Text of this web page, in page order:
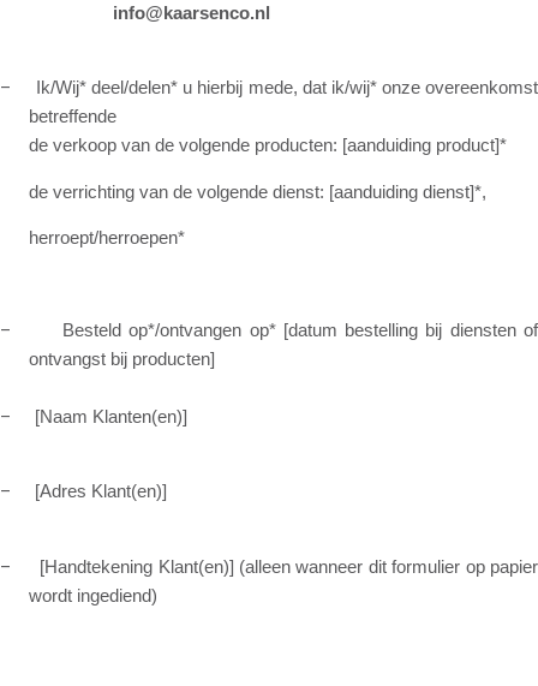
info@kaarsenco.nl
–
Ik/Wij* deel/delen* u hierbij mede, dat ik/wij* onze overeenkomst
betreffende
de verkoop van de volgende producten: [aanduiding product]*
de verrichting van de volgende dienst: [aanduiding dienst]*,
herroept/herroepen*
–
Besteld op*/ontvangen op* [datum bestelling bij diensten of
ontvangst bij producten]
– [Naam Klanten(en)]
– [Adres Klant(en)]
–
[Handtekening Klant(en)] (alleen wanneer dit formulier op papier
wordt ingediend)